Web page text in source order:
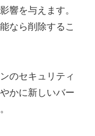
響を与えます。
なら削除するこ
のセキュリティ
かに新しいバー